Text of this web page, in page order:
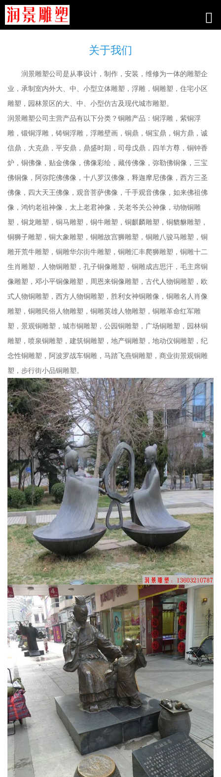
关于我们
润景雕塑公司是从事设计，制作，安装，维修为一体的雕塑企
业，承制室内外大、中、小型立体雕塑，浮雕，铜雕塑，住宅小区
雕塑，园林景区的大、中、小型仿古及现代城市雕塑。
润景雕塑公司主营产品有以下分类？铜雕产品：铜浮雕，紫铜浮
雕，锻铜浮雕，铸铜浮雕，浮雕壁画，铜鼎，铜宝鼎，铜方鼎，诚
信鼎，大克鼎，平安鼎，鼎盛时期，司母戊鼎，四羊方尊，铜钟香
炉，铜佛像，贴金佛像，佛像彩绘，藏传佛像，弥勒佛铜像，三宝
佛铜像，阿弥陀佛佛像，十八罗汉佛像，释迦摩尼佛像，西方三圣
佛像，四大天王佛像，观音菩萨佛像，千手观音佛像，如来佛祖佛
像，鸿钧老祖神像，太上老君神像，关老爷关公神像，动物铜雕
塑，铜龙雕塑，铜马雕塑，铜牛雕塑，铜麒麟雕塑，铜貔貅雕塑，
铜狮子雕塑，铜大象雕塑，铜雕故宫狮雕塑，铜雕八骏马雕塑，铜
雕开荒牛雕塑，铜雕华尔街牛雕塑，铜雕汇丰爬狮雕塑，铜雕十二
生肖雕塑，人物铜雕塑，孔子铜像雕塑，铜雕成吉思汗，毛主席铜
像雕塑，邓小平铜像雕塑，周恩来铜像雕塑，古代人物铜雕塑，欧
式人物铜雕塑，西方人物铜雕塑，胜利女神铜雕像，铜雕名人肖像
雕塑，铜雕民俗人物雕塑，铜雕英雄人物雕塑，铜雕革命红军雕
塑，景观铜雕塑，城市铜雕塑，公园铜雕塑，广场铜雕塑，园林铜
雕塑，喷泉铜雕塑，建筑铜雕塑，地产铜雕塑，地动仪铜雕塑，纪
念性铜雕塑，阿波罗战车铜雕，马踏飞燕铜雕塑，商业街景观铜雕
塑，步行街小品铜雕塑。